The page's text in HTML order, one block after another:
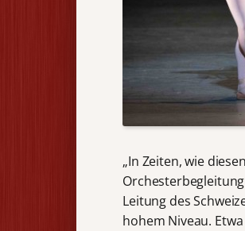
„In Zeiten, wie
Leitung des
hohem Niveau.